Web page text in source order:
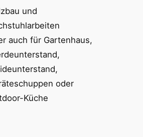
und
auch für Gartenhaus,
oder
Küche